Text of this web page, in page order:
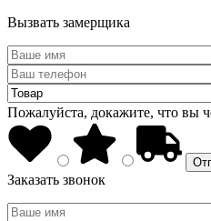
Вызвать замерщика
Пожалуйста, докажите, что вы
Заказать звонок